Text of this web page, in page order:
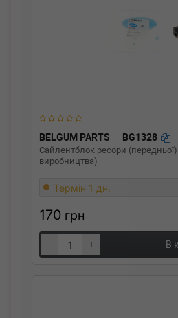
BELGUM PARTS BG1328
Сайлентблок ресори
виробництва)
Термін 1 дн.
170 грн
- + В